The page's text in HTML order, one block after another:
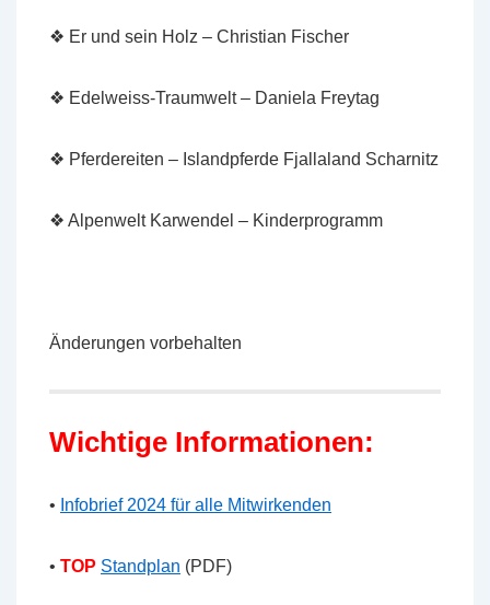
❖ Er und sein Holz – Christian Fischer
❖ Edelweiss-Traumwelt – Daniela Freytag
❖ Pferdereiten – Islandpferde Fjallaland Scharnitz
❖ Alpenwelt Karwendel – Kinderprogramm
Änderungen vorbehalten
Wichtige Informationen:
• Infobrief 2024 für alle Mitwirkenden
• TOP Standplan (PDF)